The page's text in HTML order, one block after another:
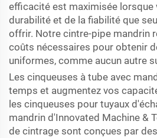
efficacité est maximisée lorsque
durabilité et de la fiabilité que
offrir. Notre cintre-pipe mandrin
coûts nécessaires pour obtenir
uniformes, comme aucun autre
Les cinqueuses à tube avec
temps et augmentez vos
les cinqueuses pour tuyaux
mandrin d'Innovated Machine &
de cintrage sont conçues par